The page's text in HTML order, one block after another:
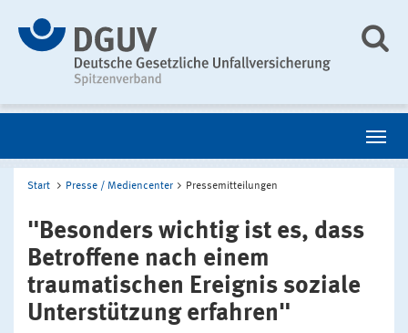
Start Presse / Mediencenter Pressemitteilungen
"Besonders wichtig ist es, dass
Betroffene nach einem
traumatischen Ereignis soziale
Unterstützung erfahren"